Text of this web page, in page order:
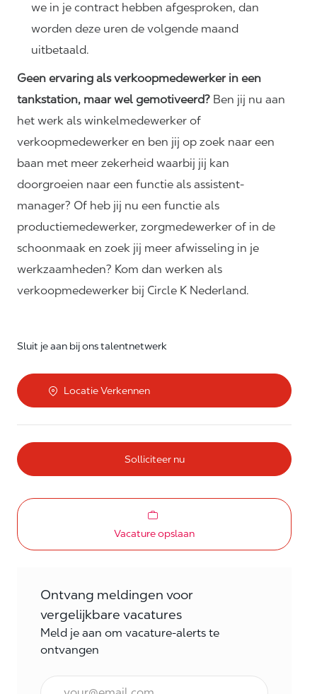
we in je contract hebben afgesproken, dan
worden deze uren de volgende maand
uitbetaald.
Geen ervaring als verkoopmedewerker in een
tankstation, maar wel gemotiveerd? Ben jij nu aan
het werk als winkelmedewerker of
verkoopmedewerker en ben jij op zoek naar een
baan met meer zekerheid waarbij jij kan
doorgroeien naar een functie als assistent-
manager? Of heb jij nu een functie als
productiemedewerker, zorgmedewerker of in de
schoonmaak en zoek jij meer afwisseling in je
werkzaamheden? Kom dan werken als
verkoopmedewerker bij Circle K Nederland.
Sluit je aan bij ons talentnetwerk
Locatie Verkennen
Solliciteer nu
Vacature opslaan
Ontvang meldingen voor
vergelijkbare vacatures
Meld je aan om vacature-alerts te
ontvangen
E-mail Frequentie